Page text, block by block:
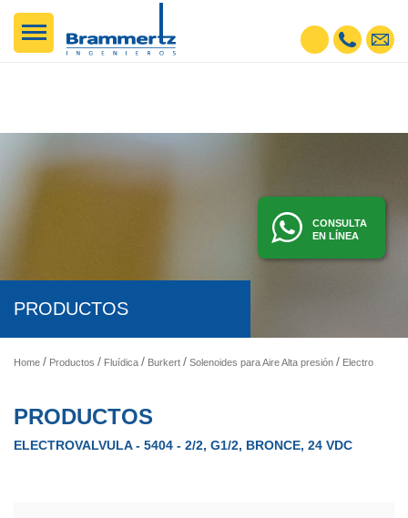
CONSULTA
EN LÍNEA
PRODUCTOS
Home Productos Fluídica Burkert Solenoides para Aire Alta presión Electroválvulas - Solenoides
PRODUCTOS
ELECTROVALVULA - 5404 - 2/2, G1/2, BRONCE, 24 VDC